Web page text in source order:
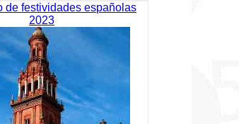
de festividades españolas
2023